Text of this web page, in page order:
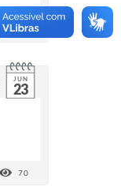
70VISUALIZAÇÕES
JUN
23
70